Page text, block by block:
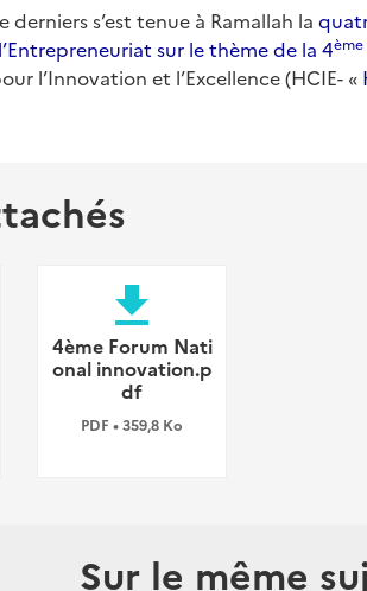
derniers s’est tenue à Ramallah la
sur le thème de la 4ème
l’Innovation et l’Excellence (HCIE- «
file_download
4ème Forum Nati
onal innovation.p
df
PDF • 359,8 Ko
Sur le même